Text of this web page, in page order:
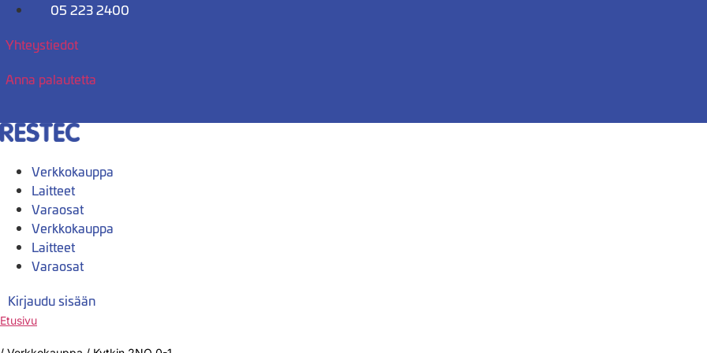
Mene
05 223 2400
Yhteystiedot
Anna palautetta
Verkkokauppa
Laitteet
Varaosat
Verkkokauppa
Laitteet
Varaosat
Kirjaudu sisään
Etusivu